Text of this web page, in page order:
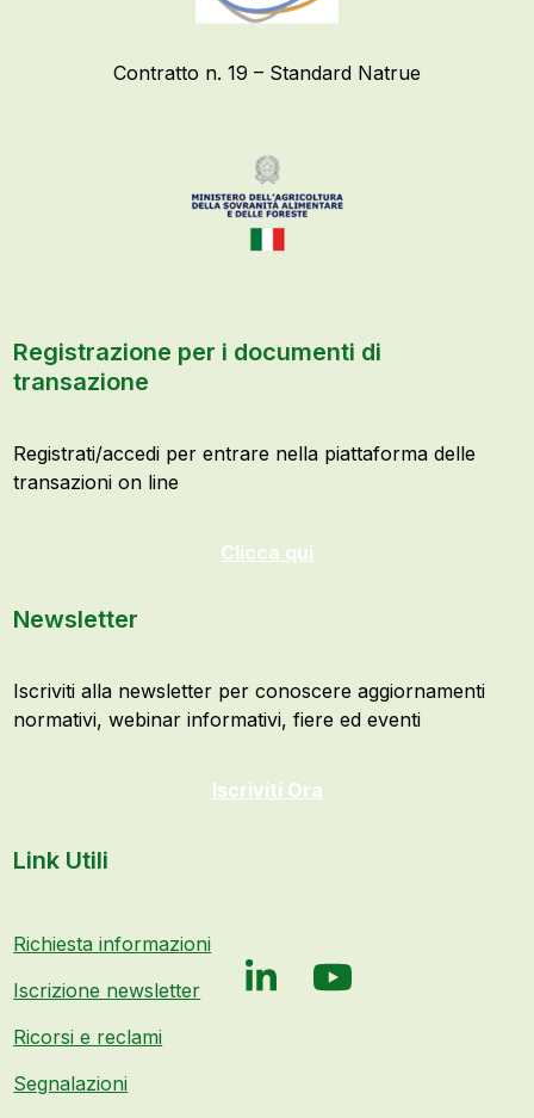
Contratto n. 19 – Standard Natrue
Registrazione per i documenti di
transazione
Registrati/accedi per entrare nella piattaforma delle
transazioni on line
Clicca qui
Newsletter
Iscriviti alla newsletter per conoscere aggiornamenti
normativi, webinar informativi, fiere ed eventi
Iscriviti Ora
Link Utili
Richiesta informazioni
Iscrizione newsletter
Ricorsi e reclami
Segnalazioni
LinkedInYouTube